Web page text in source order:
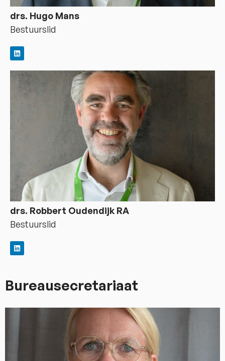
drs. Hugo Mans
Bestuurslid
drs. Robbert Oudendijk RA
Bestuurslid
Bureausecretariaat